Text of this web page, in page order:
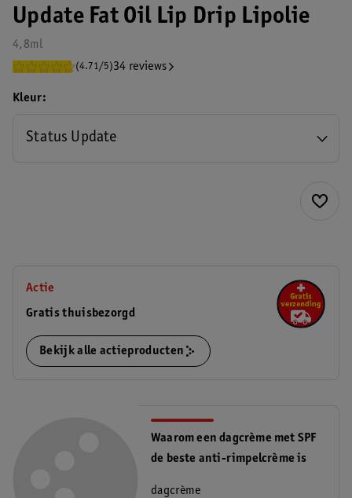
Update Fat Oil Lip Drip Lipolie
4,8ml
(4.71/5)34 reviews
Kleur
Status Update
Actie
Gratis thuisbezorgd
Bekijk alle actieproducten
Waarom een dagcrème met SPF
de beste anti-rimpelcrème is
dagcrème